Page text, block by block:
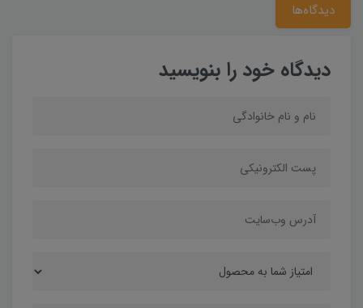
دیدگاه‌ها
دیدگاه خود را بنویسید